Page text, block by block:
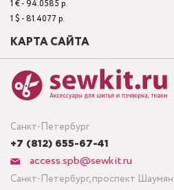
Санкт-Петербург
+7 (812) 655-67-41
access.spb@sewkit.ru
Санкт-Петербург, проспект
1 € - 94.0585 р.
1 $ - 81.4077 р.
КАРТА САЙТА